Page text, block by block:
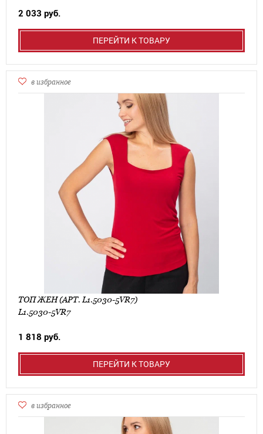
2 033 руб.
ПЕРЕЙТИ К ТОВАРУ
в избранное
ТОП ЖЕН (АРТ. L1.5030-5VR7)
L1.5030-5VR7
1 818 руб.
ПЕРЕЙТИ К ТОВАРУ
в избранное